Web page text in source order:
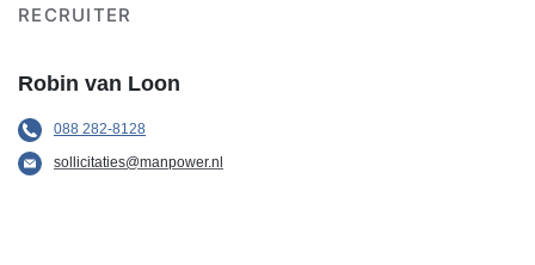
RECRUITER
Robin van Loon
088 282-8128
sollicitaties@manpower.nl